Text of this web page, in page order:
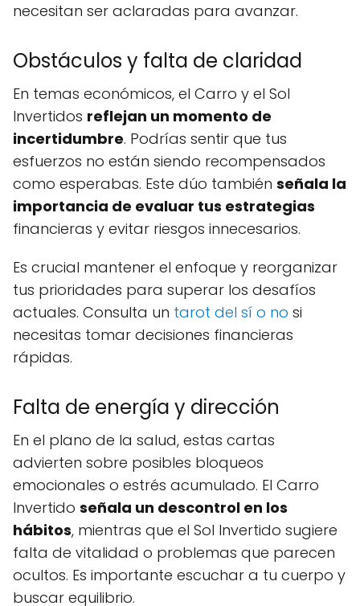
necesitan ser aclaradas para avanzar.
Obstáculos y falta de claridad
En temas económicos, el Carro y el Sol
Invertidos reflejan un momento de
incertidumbre. Podrías sentir que tus
esfuerzos no están siendo recompensados
como esperabas. Este dúo también señala la
importancia de evaluar tus estrategias
financieras y evitar riesgos innecesarios.
Es crucial mantener el enfoque y reorganizar
tus prioridades para superar los desafíos
actuales. Consulta un tarot del sí o no si
necesitas tomar decisiones financieras
rápidas.
Falta de energía y dirección
En el plano de la salud, estas cartas
advierten sobre posibles bloqueos
emocionales o estrés acumulado. El Carro
Invertido señala un descontrol en los
hábitos, mientras que el Sol Invertido sugiere
falta de vitalidad o problemas que parecen
ocultos. Es importante escuchar a tu cuerpo y
buscar equilibrio.